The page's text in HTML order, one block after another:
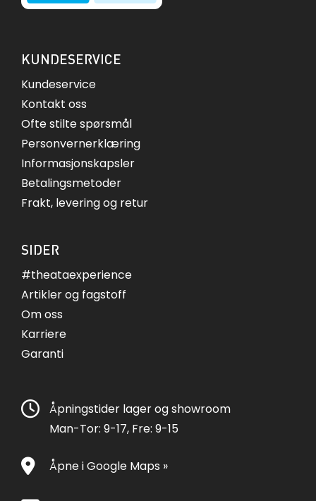
KUNDESERVICE
Kundeservice
Kontakt oss
Ofte stilte spørsmål
Personvernerklæring
Informasjonskapsler
Betalingsmetoder
Frakt, levering og retur
SIDER
#theataexperience
Artikler og fagstoff
Om oss
Karriere
Garanti
Åpningstider lager og showroom
Man-Tor: 9-17, Fre: 9-15
Åpne i Google Maps »